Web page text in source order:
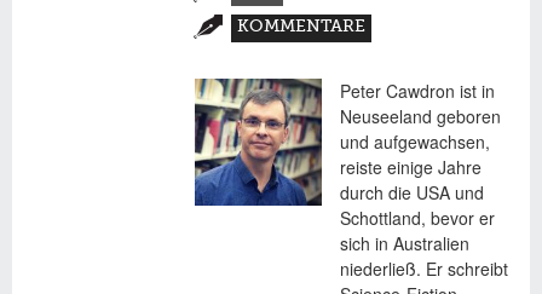
(AKTIVER
REITER)
KOMMENTARE
Peter Cawdron ist in
Neuseeland geboren
und aufgewachsen,
reiste einige Jahre
durch die USA und
Schottland, bevor er
sich in Australien
niederließ. Er schreibt